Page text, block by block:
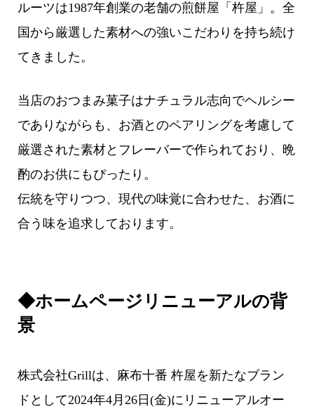
ルーツは1987年創業の老舗の煎餅屋「杵屋」。全
国から厳選した素材への強いこだわりを持ち続け
てきました。
当店のおつまみ菓子はナチュラル志向でヘルシー
でありながらも、お酒とのペアリングを考慮して
厳選された素材とフレーバーで作られており、晩
酌のお供にもぴったり。
伝統を守りつつ、現代の味覚に合わせた、お酒に
合う味を追求しております。
◆ホームページリニューアルの背
景
株式会社Grillは、麻布十番 杵屋を新たなブラン
ドとして2024年4月26日(金)にリニューアルオー